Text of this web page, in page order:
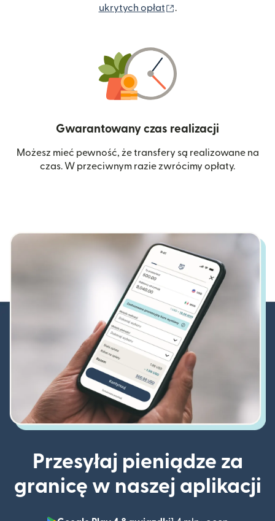
ukrytych opłat
.
Gwarantowany czas realizacji
Możesz mieć pewność, że transfery są realizowane na
czas. W przeciwnym razie zwrócimy opłaty.
Przesyłaj pieniądze za
granicę w naszej aplikacji